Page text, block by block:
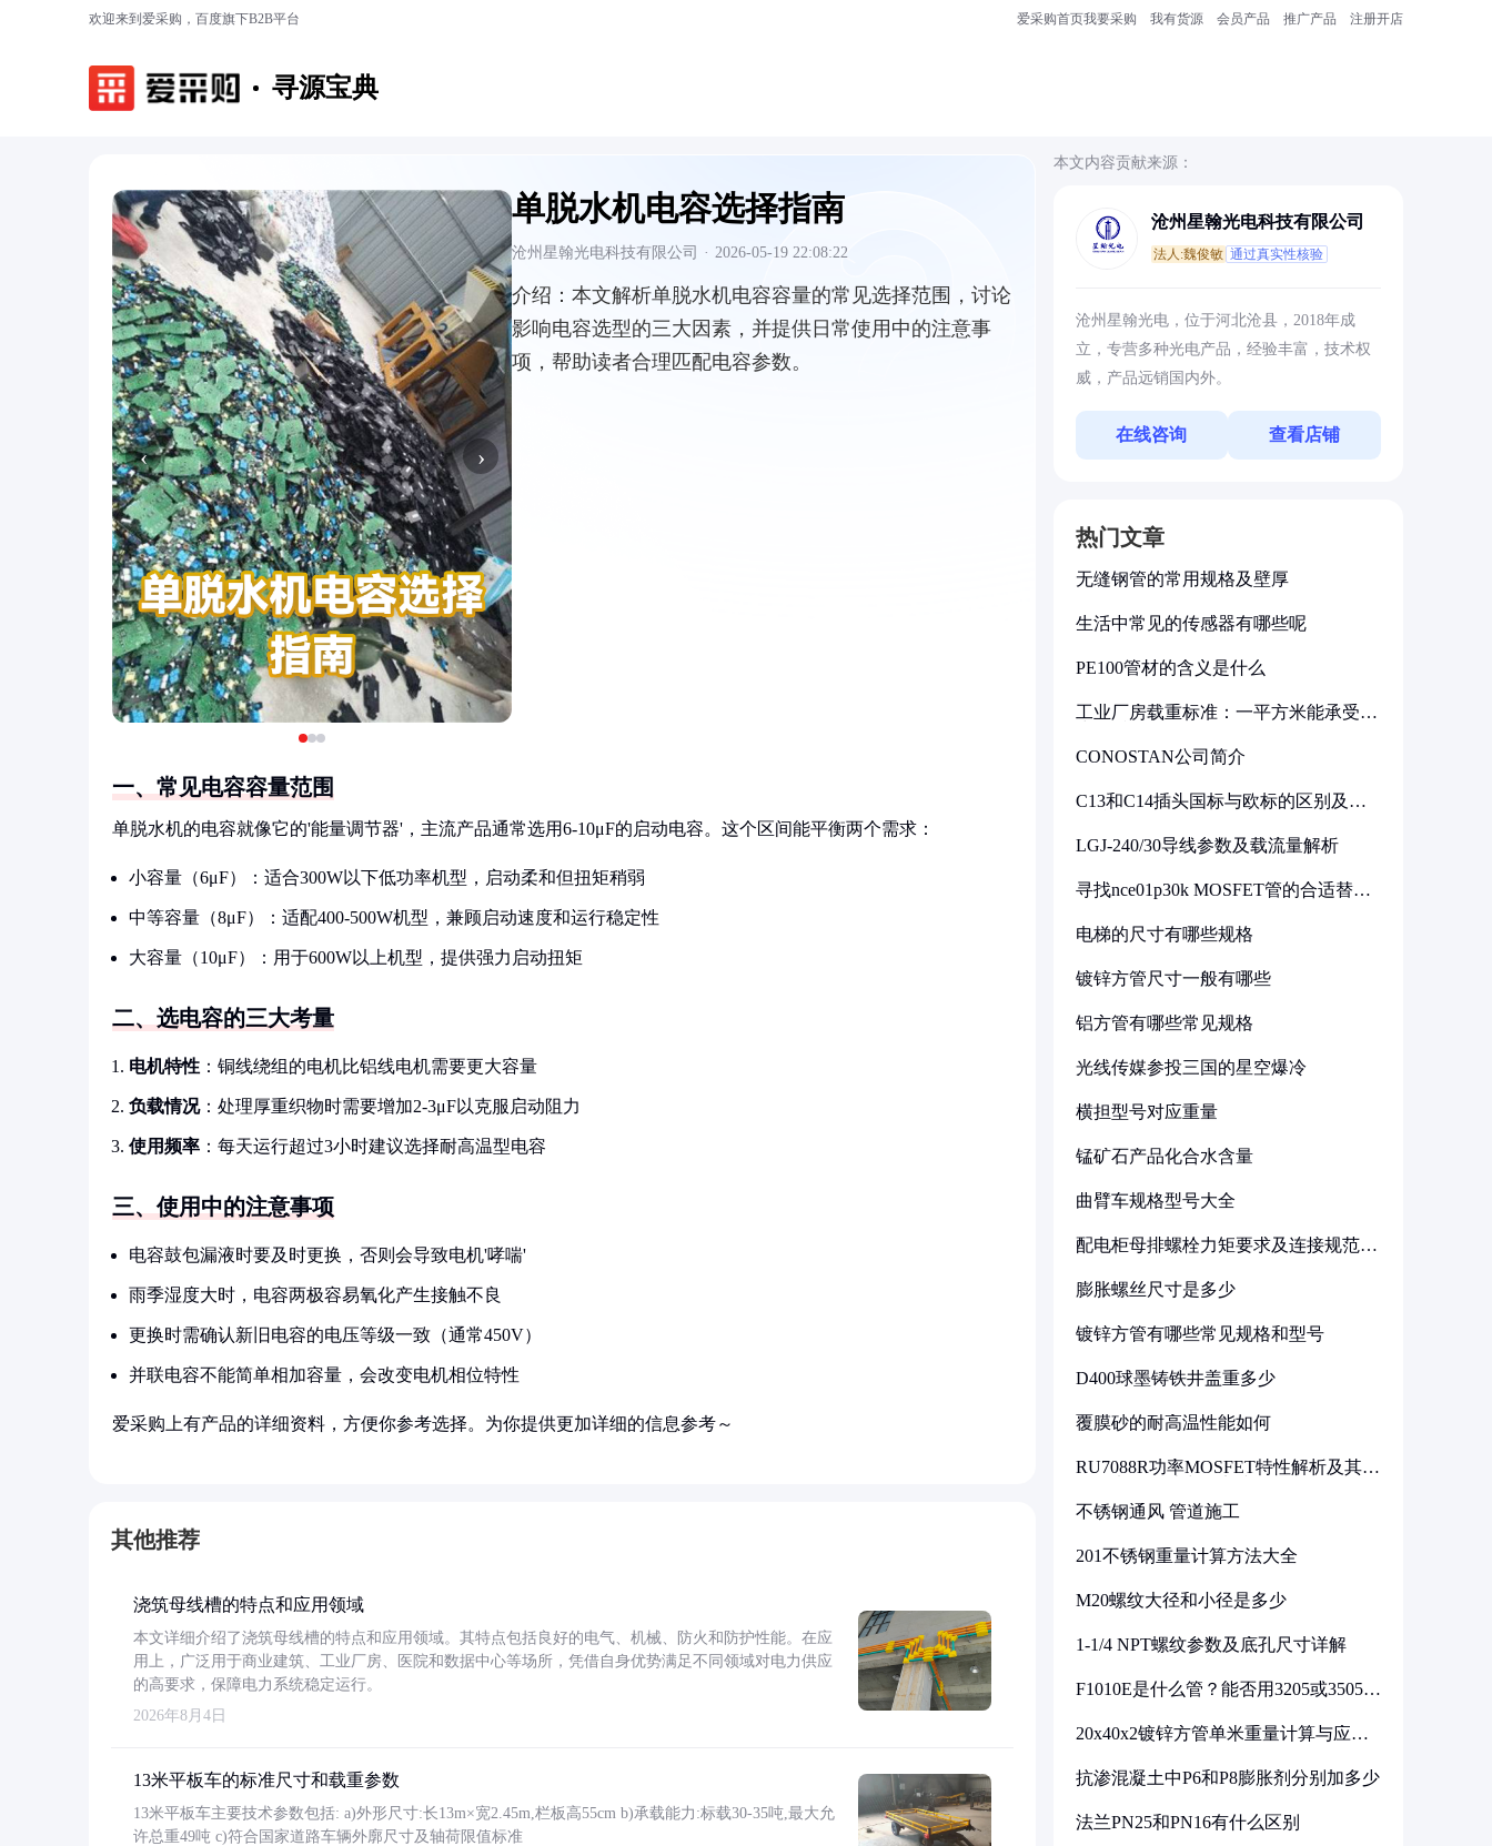
欢迎来到爱采购，百度旗下B2B平台 爱采购首页我要采购 我有货源 会员产品 推广产品 注册开店
寻源宝典
‹ ›
单脱水机电容选择指南
沧州星翰光电科技有限公司 · 2026-05-19 22:08:22
介绍： 本文解析单脱水机电容容量的常见选择范围，讨论
影响电容选型的三大因素，并提供日常使用中的注意事
项，帮助读者合理匹配电容参数。
一、常见电容容量范围
单脱水机的电容就像它的'能量调节器'，主流产品通常选用6-10μF的启动电容。这个区间能平衡两个需求：
小容量（6μF）：适合300W以下低功率机型，启动柔和但扭矩稍弱
中等容量（8μF）：适配400-500W机型，兼顾启动速度和运行稳定性
大容量（10μF）：用于600W以上机型，提供强力启动扭矩
二、选电容的三大考量
电机特性 ：铜线绕组的电机比铝线电机需要更大容量
负载情况：处理厚重织物时需要增加2-3μF以克服启动阻力
使用频率 ：每天运行超过3小时建议选择耐高温型电容
三、使用中的注意事项
电容鼓包漏液时要及时更换，否则会导致电机'哮喘'
雨季湿度大时，电容两极容易氧化产生接触不良
更换时需确认新旧电容的电压等级一致（通常450V）
并联电容不能简单相加容量，会改变电机相位特性
爱采购上有产品的详细资料，方便你参考选择。为你提供更加详细的信息参考～
其他推荐
浇筑母线槽的特点和应用领域
本文详细介绍了浇筑母线槽的特点和应用领域。其特点包括良好的电气、机械、防火和防护性能。在应
用上，广泛用于商业建筑、工业厂房、医院和数据中心等场所，凭借自身优势满足不同领域对电力供应
的高要求，保障电力系统稳定运行。
2026年8月4日
13米平板车的标准尺寸和载重参数
13米平板车主要技术参数包括: a)外形尺寸:长13m×宽2.45m,栏板高55cm b)承载能力:标载30-35吨,最大允
许总重49吨 c)符合国家道路车辆外廓尺寸及轴荷限值标准
本文内容贡献来源：
沧州星翰光电科技有限公司
法人:魏俊敏 通过真实性核验
沧州星翰光电，位于河北沧县，2018年成
立，专营多种光电产品，经验丰富，技术权
威，产品远销国内外。
在线咨询 查看店铺
热门文章
无缝钢管的常用规格及壁厚
生活中常见的传感器有哪些呢
PE100管材的含义是什么
工业厂房载重标准：一平方米能承受多
CONOSTAN公司简介
C13和C14插头国标与欧标的区别及其
LGJ-240/30导线参数及载流量解析
寻找nce01p30k MOSFET管的合适替代
电梯的尺寸有哪些规格
镀锌方管尺寸一般有哪些
铝方管有哪些常见规格
光线传媒参投三国的星空爆冷
横担型号对应重量
锰矿石产品化合水含量
曲臂车规格型号大全
配电柜母排螺栓力矩要求及连接规范详
膨胀螺丝尺寸是多少
镀锌方管有哪些常见规格和型号
D400球墨铸铁井盖重多少
覆膜砂的耐高温性能如何
RU7088R功率MOSFET特性解析及其在
不锈钢通风 管道施工
201不锈钢重量计算方法大全
M20螺纹大径和小径是多少
1-1/4 NPT螺纹参数及底孔尺寸详解
F1010E是什么管？能否用3205或3505代
20x40x2镀锌方管单米重量计算与应用
抗渗混凝土中P6和P8膨胀剂分别加多少
法兰PN25和PN16有什么区别